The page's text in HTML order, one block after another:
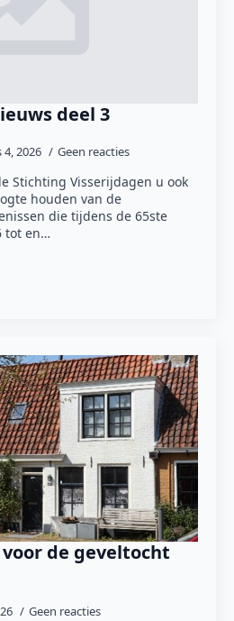
deel 3
2026 Geen reacties
Stichting Visserijdagen u ook
houden van de
die tijdens de 65ste
tot en…
de geveltocht
Geen reacties